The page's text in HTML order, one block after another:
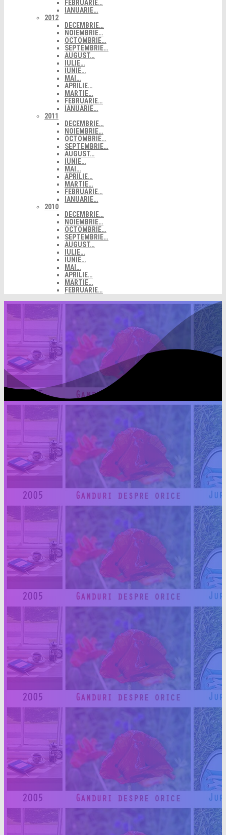
FEBRUARIE…
IANUARIE…
2012
DECEMBRIE…
NOIEMBRIE…
OCTOMBRIE…
SEPTEMBRIE…
AUGUST…
IULIE…
IUNIE…
MAI…
APRILIE…
MARTIE…
FEBRUARIE…
IANUARIE…
2011
DECEMBRIE…
NOIEMBRIE…
OCTOMBRIE…
SEPTEMBRIE…
AUGUST…
IUNIE…
MAI…
APRILIE…
MARTIE…
FEBRUARIE…
IANUARIE…
2010
DECEMBRIE…
NOIEMBRIE…
OCTOMBRIE…
SEPTEMBRIE…
AUGUST…
IULIE…
IUNIE…
MAI…
APRILIE…
MARTIE…
FEBRUARIE…